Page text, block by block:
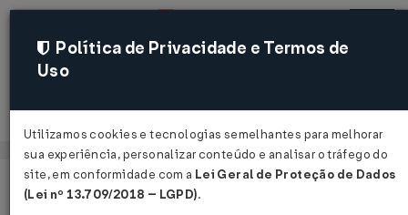
Acessar
Página Inicial
Legislações
Política de Privacidade e Termos de
Uso
Utilizamos cookies e tecnologias semelhantes para melhorar
sua experiência, personalizar conteúdo e analisar o tráfego do
site, em conformidade com a Lei Geral de Proteção de Dados
(Lei nº 13.709/2018 – LGPD).